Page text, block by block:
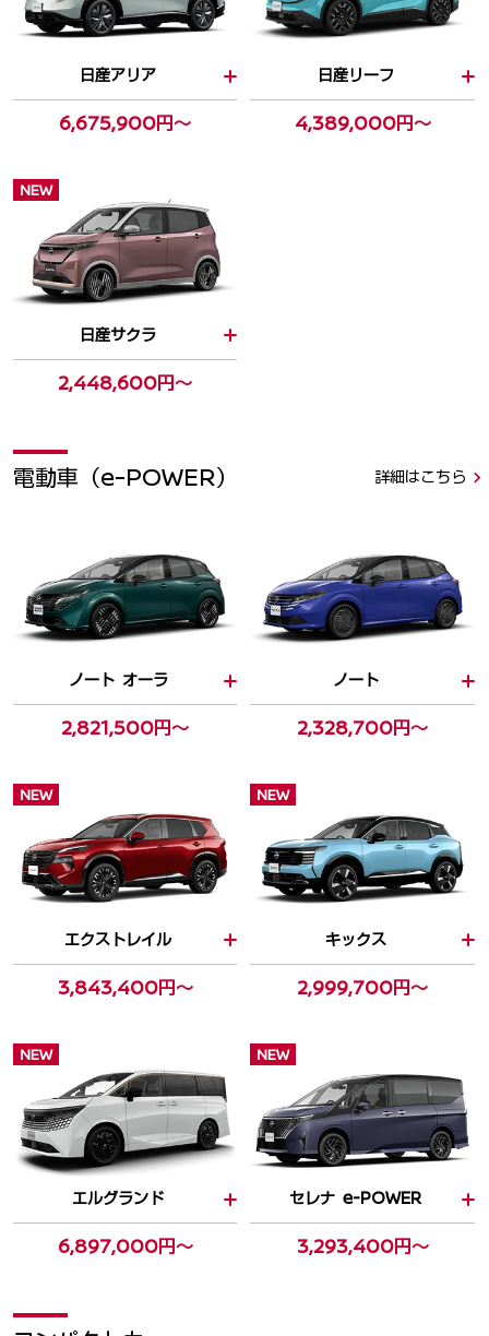
日産アリア
6,675,900円～
日産リーフ
4,389,000円～
NEW
日産サクラ
2,448,600円～
電動車（e-POWER） 詳細はこちら
ノート オーラ
2,821,500円～
ノート
2,328,700円～
NEW
エクストレイル
3,843,400円～
NEW
キックス
2,999,700円～
NEW
エルグランド
6,897,000円～
NEW
セレナ e-POWER
3,293,400円～